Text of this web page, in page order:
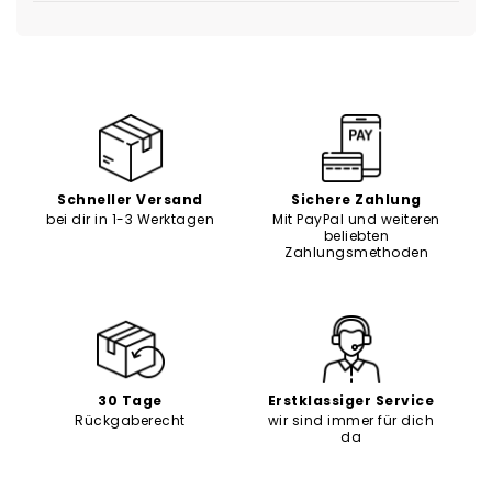
Schneller Versand
bei dir in 1-3 Werktagen
Sichere Zahlung
Mit PayPal und weiteren
beliebten
Zahlungsmethoden
30 Tage
Rückgaberecht
Erstklassiger Service
wir sind immer für dich
da